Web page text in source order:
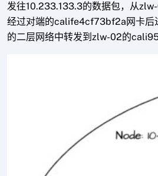
发往10.233.133.3的数据包，从zlw-
经过对端的calife4cf73bf2a网卡后
的二层网络中转发到zlw-02的